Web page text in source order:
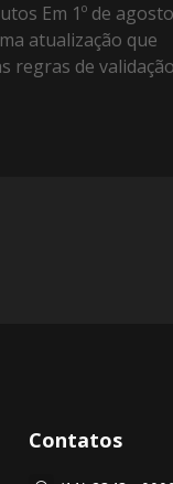
Em 1º de agosto
atualização que
regras de validação
Contatos